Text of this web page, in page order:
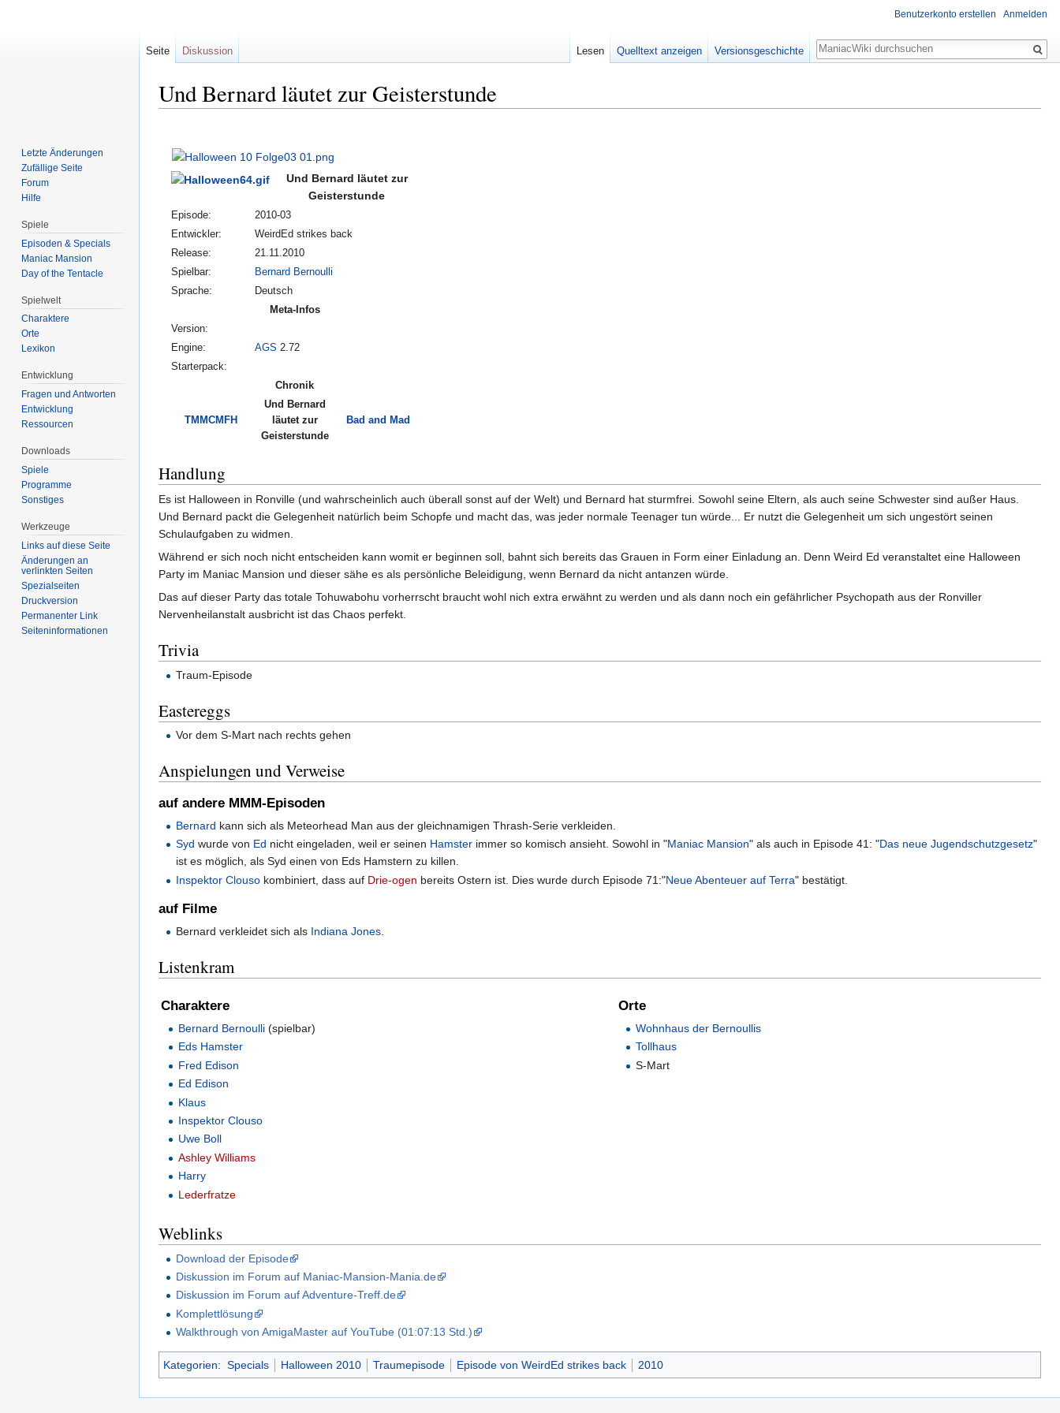
Und Bernard läutet zur Geisterstunde
Navigation
springen
Suche
springen
Und Bernard läutet zur
Geisterstunde
Episode:
2010-03
Entwickler:
WeirdEd strikes back
Release:
21.11.2010
Spielbar:
Bernard Bernoulli
Sprache:
Deutsch
Meta-Infos
Version:
Engine:
AGS 2.72
Starterpack:
Chronik
TMMCMFH
Und Bernard
läutet zur
Geisterstunde
Bad and Mad
Handlung
Es ist Halloween in Ronville (und wahrscheinlich auch überall sonst auf der Welt) und Bernard hat sturmfrei. Sowohl seine Eltern, als auch seine Schwester sind außer Haus.
Und Bernard packt die Gelegenheit natürlich beim Schopfe und macht das, was jeder normale Teenager tun würde... Er nutzt die Gelegenheit um sich ungestört seinen
Schulaufgaben zu widmen.
Während er sich noch nicht entscheiden kann womit er beginnen soll, bahnt sich bereits das Grauen in Form einer Einladung an. Denn Weird Ed veranstaltet eine Halloween
Party im Maniac Mansion und dieser sähe es als persönliche Beleidigung, wenn Bernard da nicht antanzen würde.
Das auf dieser Party das totale Tohuwabohu vorherrscht braucht wohl nich extra erwähnt zu werden und als dann noch ein gefährlicher Psychopath aus der Ronviller
Nervenheilanstalt ausbricht ist das Chaos perfekt.
Trivia
Traum-Episode
Eastereggs
Vor dem S-Mart nach rechts gehen
Anspielungen und Verweise
auf andere MMM-Episoden
Bernard kann sich als Meteorhead Man aus der gleichnamigen Thrash-Serie verkleiden.
Syd wurde von Ed nicht eingeladen, weil er seinen Hamster immer so komisch ansieht. Sowohl in "Maniac Mansion" als auch in Episode 41: "Das neue Jugendschutzgesetz"
ist es möglich, als Syd einen von Eds Hamstern zu killen.
Inspektor Clouso kombiniert, dass auf Drie-ogen bereits Ostern ist. Dies wurde durch Episode 71:"Neue Abenteuer auf Terra" bestätigt.
auf Filme
Bernard verkleidet sich als Indiana Jones
Listenkram
Charaktere
Bernard Bernoulli (spielbar)
Eds Hamster
Fred Edison
Ed Edison
Klaus
Inspektor Clouso
Uwe Boll
Ashley Williams
Harry
Lederfratze
Orte
Wohnhaus der Bernoullis
Tollhaus
S-Mart
Weblinks
Download der Episode
Diskussion im Forum auf Maniac-Mansion-Mania.de
Diskussion im Forum auf Adventure-Treff.de
Komplettlösung
Walkthrough von AmigaMaster auf YouTube (01:07:13 Std.)
Kategorien: Specials Halloween 2010 Traumepisode Episode von WeirdEd strikes back 2010
Benutzerkonto erstellen Anmelden
Seite Diskussion Lesen Quelltext anzeigen Versionsgeschichte
Suche
Letzte Änderungen
Zufällige Seite
Forum
Hilfe
Spiele
Episoden & Specials
Maniac Mansion
Day of the Tentacle
Spielwelt
Charaktere
Orte
Lexikon
Entwicklung
Fragen und Antworten
Entwicklung
Ressourcen
Downloads
Spiele
Programme
Sonstiges
Werkzeuge
Links auf diese Seite
Änderungen an
verlinkten Seiten
Spezialseiten
Druckversion
Permanenter Link
Seiten­informationen